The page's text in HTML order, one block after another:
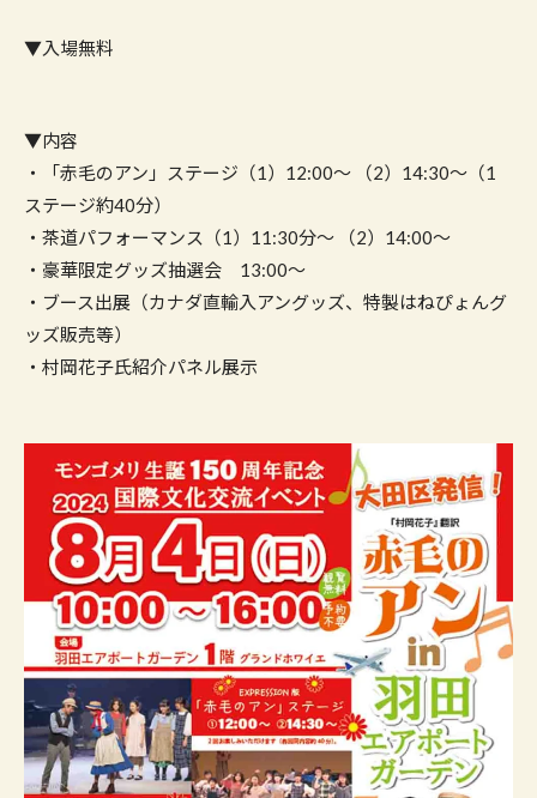
▼入場無料
▼内容
・「赤毛のアン」ステージ（1）12:00〜 （2）14:30〜（1
ステージ約40分）
・茶道パフォーマンス（1）11:30分〜 （2）14:00〜
・豪華限定グッズ抽選会 13:00〜
・ブース出展（カナダ直輸入アングッズ、特製はねぴょんグ
ッズ販売等）
・村岡花子氏紹介パネル展示